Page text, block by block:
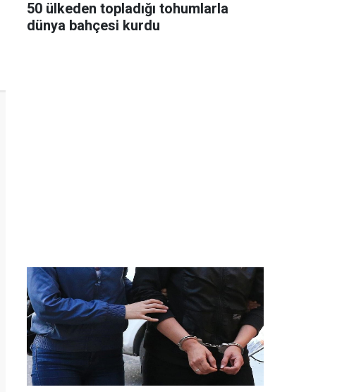
50 ülkeden topladığı tohumlarla
dünya bahçesi kurdu